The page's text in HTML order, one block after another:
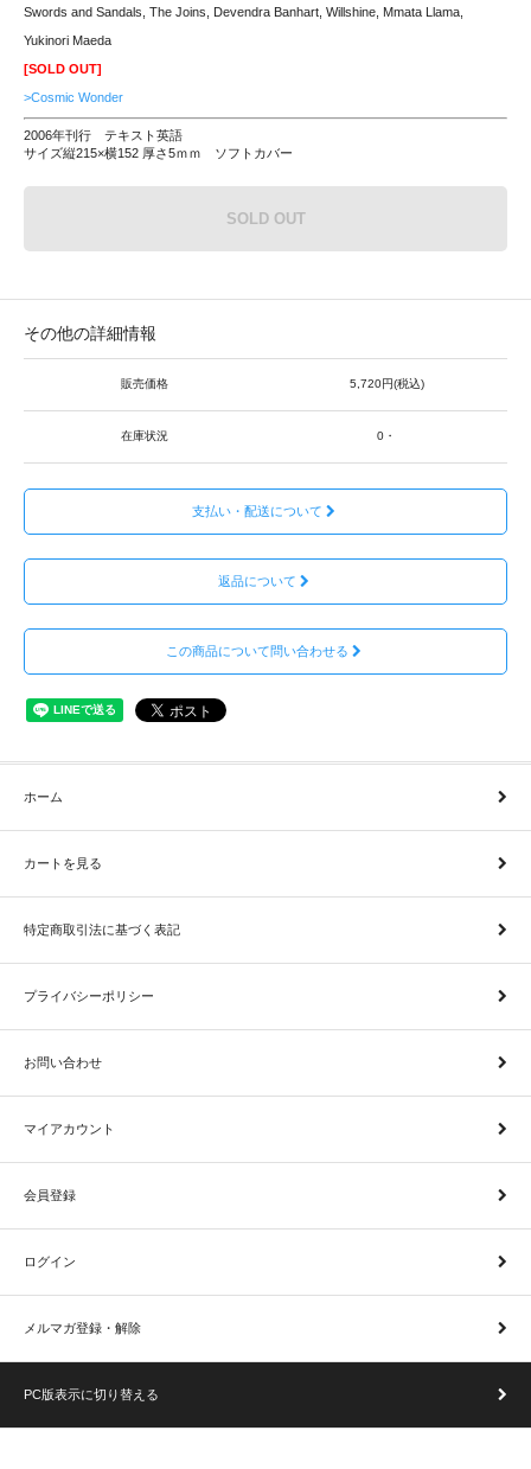
Swords and Sandals, The Joins, Devendra Banhart, Willshine, Mmata Llama,
Yukinori Maeda
[SOLD OUT]
>Cosmic Wonder
2006年刊行 テキスト英語
サイズ縦215×横152 厚さ5ｍｍ ソフトカバー
SOLD OUT
その他の詳細情報
販売価格 5,720円(税込)
在庫状況 0・
支払い・配送について
返品について
この商品について問い合わせる
ホーム
カートを見る
特定商取引法に基づく表記
プライバシーポリシー
お問い合わせ
マイアカウント
会員登録
ログイン
メルマガ登録・解除
PC版表示に切り替える